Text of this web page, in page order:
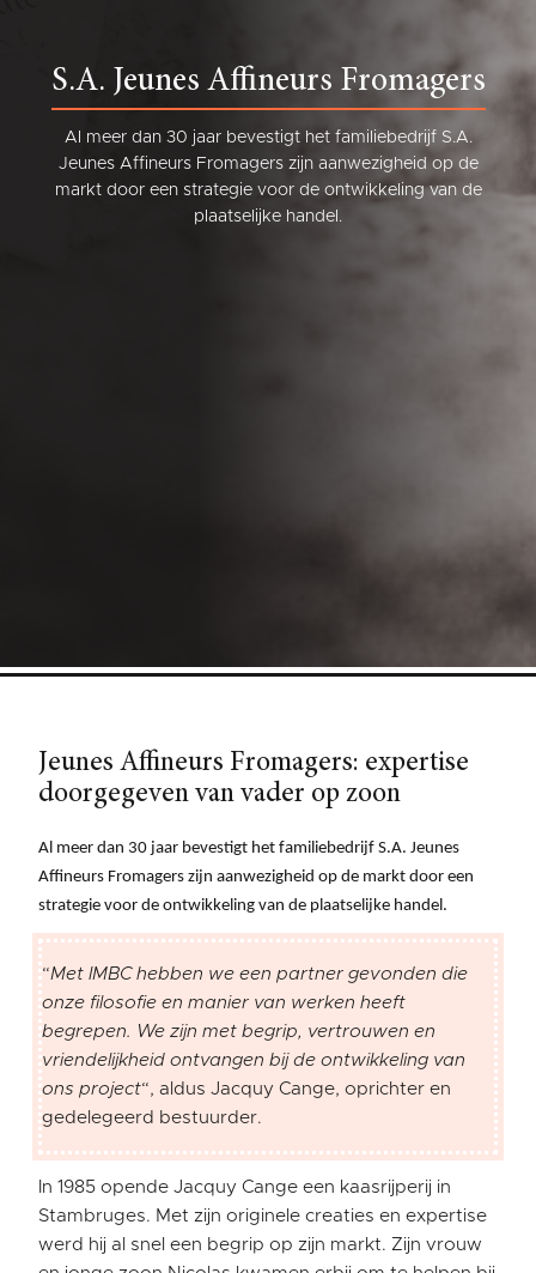
S.A. Jeunes Affineurs Fromagers
Al meer dan 30 jaar bevestigt het familiebedrijf S.A.
Jeunes Affineurs Fromagers zijn aanwezigheid op de
markt door een strategie voor de ontwikkeling van de
plaatselijke handel.
Jeunes Affineurs Fromagers: expertise
doorgegeven van vader op zoon
Al meer dan 30 jaar bevestigt het familiebedrijf S.A. Jeunes
Affineurs Fromagers zijn aanwezigheid op de markt door een
strategie voor de ontwikkeling van de plaatselijke handel.
“Met IMBC hebben we een partner gevonden die
onze filosofie en manier van werken heeft
begrepen. We zijn met begrip, vertrouwen en
vriendelijkheid ontvangen bij de ontwikkeling van
ons project“, aldus Jacquy Cange, oprichter en
gedelegeerd bestuurder.
In 1985 opende Jacquy Cange een kaasrijperij in
Stambruges. Met zijn originele creaties en expertise
werd hij al snel een begrip op zijn markt. Zijn vrouw